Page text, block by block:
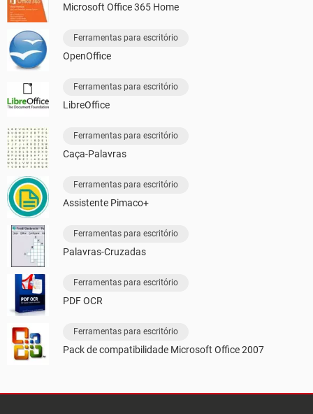
Microsoft Office 365 Home
Ferramentas para escritório
OpenOffice
Ferramentas para escritório
LibreOffice
Ferramentas para escritório
Caça-Palavras
Ferramentas para escritório
Assistente Pimaco+
Ferramentas para escritório
Palavras-Cruzadas
Ferramentas para escritório
PDF OCR
Ferramentas para escritório
Pack de compatibilidade Microsoft Office 2007